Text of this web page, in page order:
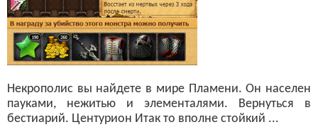
Некрополис вы найдете в мире Пламени. Он населен
пауками, нежитью и элементалями. Вернуться в
бестиарий. Центурион Итак то вполне стойкий ...